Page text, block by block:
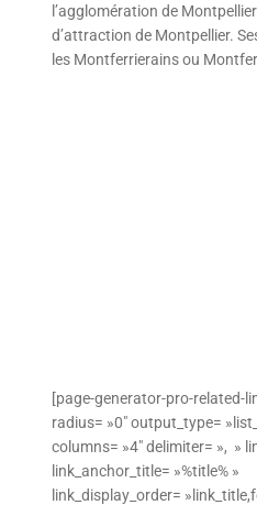
l’agglomération de
d’attraction de Montpellier.
les Montferrierains ou
[page-generator-pro-related-
radius= »0″ output_type=
columns= »4″ delimiter= », »
link_anchor_title= »%title% »
link_display_order=